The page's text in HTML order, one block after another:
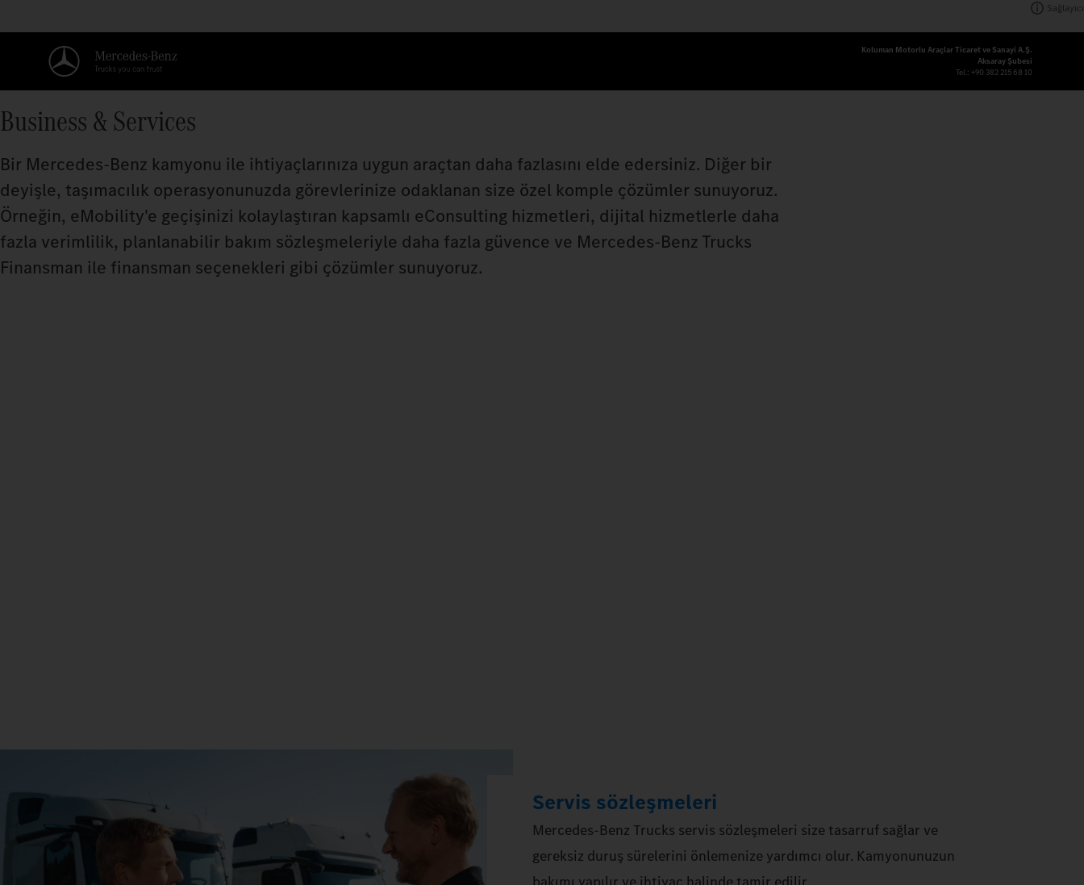
Sağlayıcı
Koluman Motorlu Araçlar Ticaret ve Sanayi A.Ş.
Aksaray Şubesi
Tel.: +90 382 215 68 10
Business & Services
Bir Mercedes‑Benz kamyonu ile ihtiyaçlarınıza uygun araçtan daha fazlasını elde edersiniz. Diğer bir
deyişle, taşımacılık operasyonunuzda görevlerinize odaklanan size özel komple çözümler sunuyoruz.
Örneğin, eMobility'e geçişinizi kolaylaştıran kapsamlı eConsulting hizmetleri, dijital hizmetlerle daha
fazla verimlilik, planlanabilir bakım sözleşmeleriyle daha fazla güvence ve Mercedes‑Benz Trucks
Finansman ile finansman seçenekleri gibi çözümler sunuyoruz.
Servis sözleşmeleri
Mercedes‑Benz Trucks servis sözleşmeleri size tasarruf sağlar ve
gereksiz duruş sürelerini önlemenize yardımcı olur. Kamyonunuzun